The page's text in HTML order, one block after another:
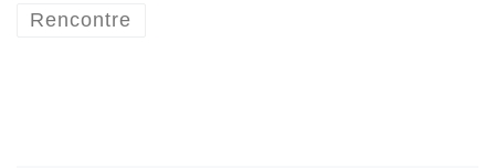
Rencontre